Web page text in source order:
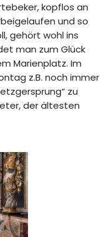
kopflos an
und so
gehört wohl ins
man zum Glück
Marienplatz. Im
z.B. noch immer
zu
der ältesten